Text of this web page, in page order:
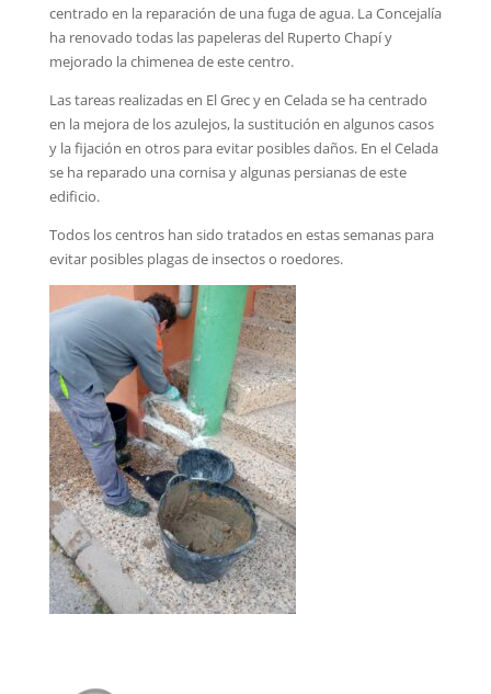
centrado en la reparación de una fuga de agua. La Concejalía
ha renovado todas las papeleras del Ruperto Chapí y
mejorado la chimenea de este centro.
Las tareas realizadas en El Grec y en Celada se ha centrado
en la mejora de los azulejos, la sustitución en algunos casos
y la fijación en otros para evitar posibles daños. En el Celada
se ha reparado una cornisa y algunas persianas de este
edificio.
Todos los centros han sido tratados en estas semanas para
evitar posibles plagas de insectos o roedores.